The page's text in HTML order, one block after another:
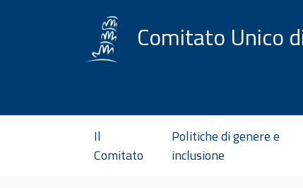
Comitato Unico
Il
Comitato
Politiche di genere e
inclusione